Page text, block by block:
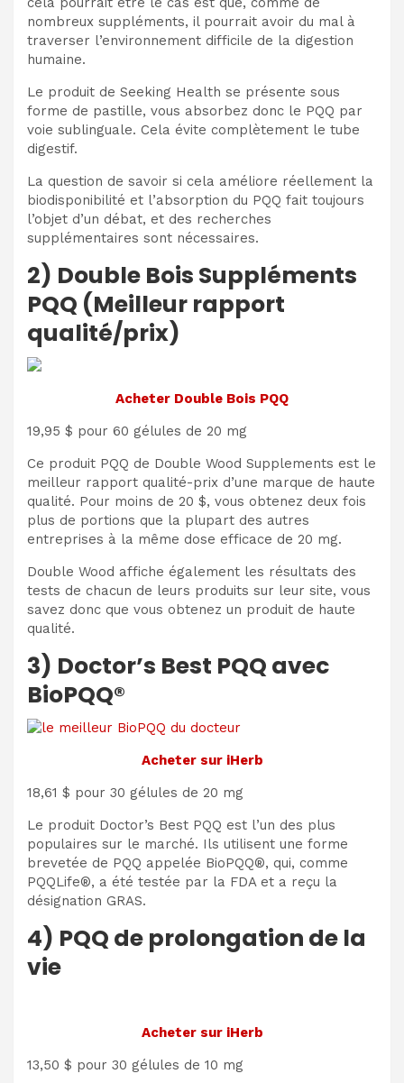
nombreux suppléments, il pourrait avoir du mal à
traverser l’environnement difficile de la digestion
humaine.
Le produit de Seeking Health se présente sous
forme de pastille, vous absorbez donc le PQQ par
voie sublinguale. Cela évite complètement le tube
digestif.
La question de savoir si cela améliore réellement la
biodisponibilité et l’absorption du PQQ fait toujours
l’objet d’un débat, et des recherches
supplémentaires sont nécessaires.
2) Double Bois Suppléments
PQQ (Meilleur rapport
qualité/prix)
Acheter Double Bois PQQ
19,95 $ pour 60 gélules de 20 mg
Ce produit PQQ de Double Wood Supplements est le
meilleur rapport qualité-prix d’une marque de haute
qualité. Pour moins de 20 $, vous obtenez deux fois
plus de portions que la plupart des autres
entreprises à la même dose efficace de 20 mg.
Double Wood affiche également les résultats des
tests de chacun de leurs produits sur leur site, vous
savez donc que vous obtenez un produit de haute
qualité.
3) Doctor’s Best PQQ avec
BioPQQ®
Acheter sur iHerb
18,61 $ pour 30 gélules de 20 mg
Le produit Doctor’s Best PQQ est l’un des plus
populaires sur le marché. Ils utilisent une forme
brevetée de PQQ appelée BioPQQ®, qui, comme
PQQLife®, a été testée par la FDA et a reçu la
désignation GRAS.
4) PQQ de prolongation de la
vie
Acheter sur iHerb
13,50 $ pour 30 gélules de 10 mg